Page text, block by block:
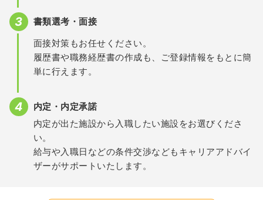
書類選考・面接
面接対策もお任せください。
履歴書や職務経歴書の作成も、ご登録情報をもとに簡
単に行えます。
内定・内定承諾
内定が出た施設から入職したい施設をお選びくださ
い。
給与や入職日などの条件交渉などもキャリアアドバイ
ザーがサポートいたします。